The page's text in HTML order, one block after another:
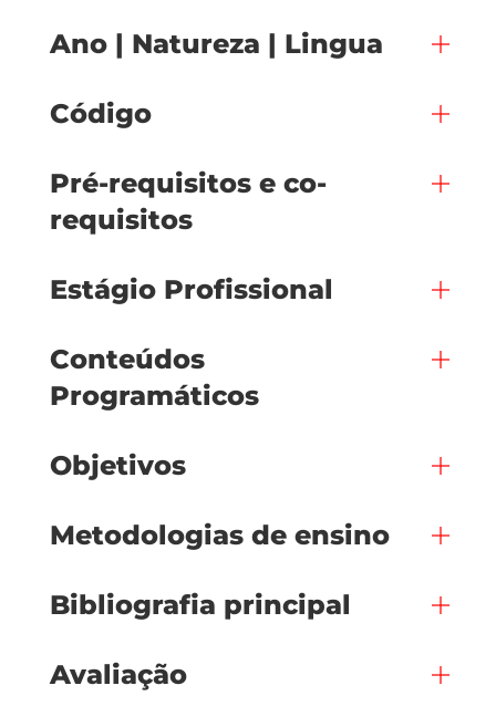
Ano | Natureza | Lingua
Código
Pré-requisitos e co-
requisitos
Estágio Profissional
Conteúdos
Programáticos
Objetivos
Metodologias de ensino
Bibliografia principal
Avaliação